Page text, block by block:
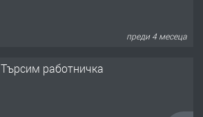
преди 4 месеца
Търсим работничка